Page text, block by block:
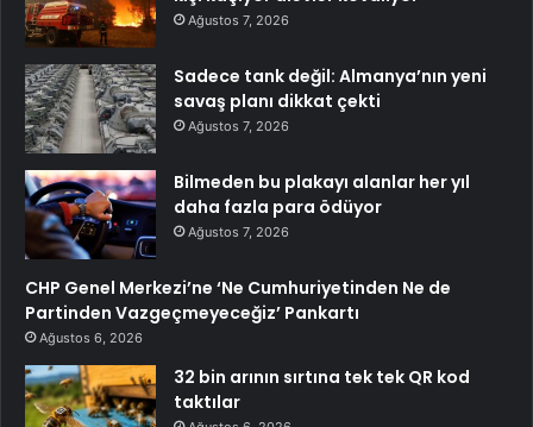
Ağustos 7, 2026
Sadece tank değil: Almanya’nın yeni
savaş planı dikkat çekti
Ağustos 7, 2026
Bilmeden bu plakayı alanlar her yıl
daha fazla para ödüyor
Ağustos 7, 2026
CHP Genel Merkezi’ne ‘Ne Cumhuriyetinden Ne de
Partinden Vazgeçmeyeceğiz’ Pankartı
Ağustos 6, 2026
32 bin arının sırtına tek tek QR kod
taktılar